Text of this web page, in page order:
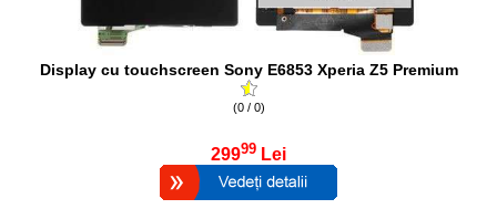
Display cu touchscreen Sony E6853 Xperia Z5 Premium
(0 / 0)
29999 Lei